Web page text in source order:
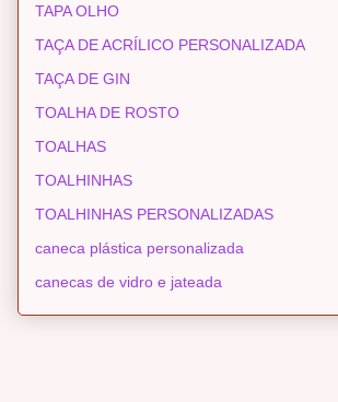
TAPA OLHO
TAÇA DE ACRÍLICO PERSONALIZADA
TAÇA DE GIN
TOALHA DE ROSTO
TOALHAS
TOALHINHAS
TOALHINHAS PERSONALIZADAS
caneca plástica personalizada
canecas de vidro e jateada